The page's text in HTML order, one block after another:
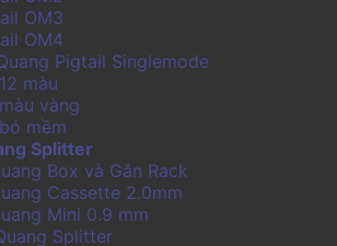
OM3
OM4
Pigtail Singlemode
màu
vàng
mềm
Splitter
Box và Gắn Rack
Cassette 2.0mm
Mini 0.9 mm
Splitter